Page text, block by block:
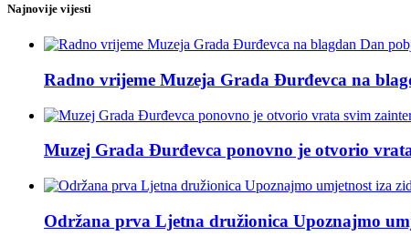
Najnovije vijesti
Radno vrijeme Muzeja Grada Đurđevca na
Muzej Grada Đurđevca ponovno je otvorio
Održana prva Ljetna družionica Upoznajmo